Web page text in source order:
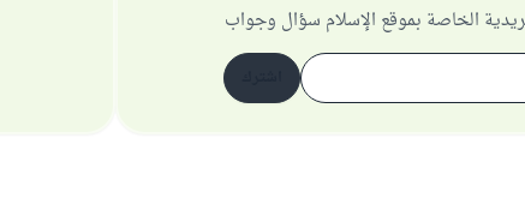
الخاصة بموقع الإسلام سؤال وجواب